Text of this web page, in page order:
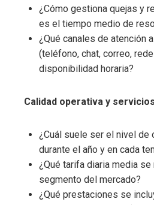
¿Cómo gestiona quejas y
es el tiempo medio de
¿Qué canales de atención
(teléfono, chat, correo,
disponibilidad horaria?
Calidad operativa y servicios
¿Cuál suele ser el nivel de
durante el año y en cada
¿Qué tarifa diaria media se
segmento del mercado?
¿Qué prestaciones se